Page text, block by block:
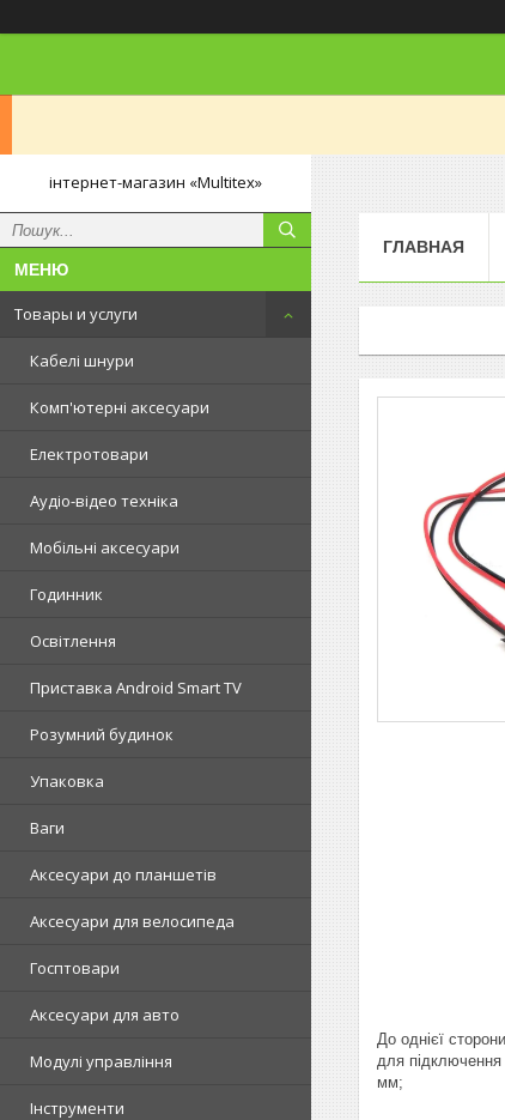
інтернет-магазин «Multitex»
Товары и услуги
Кабелі шнури
Комп'ютерні аксесуари
Електротовари
Аудіо-відео техніка
Мобільні аксесуари
Годинник
Освітлення
Приставка Android Smart TV
Розумний будинок
Упаковка
Ваги
Аксесуари до планшетів
Аксесуари для велосипеда
Госптовари
Аксесуари для авто
Модулі управління
Інструменти
ГЛАВНАЯ
До однієї
для
мм;